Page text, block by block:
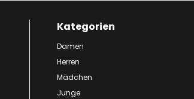
Kategorien
Damen
Herren
Mädchen
Junge